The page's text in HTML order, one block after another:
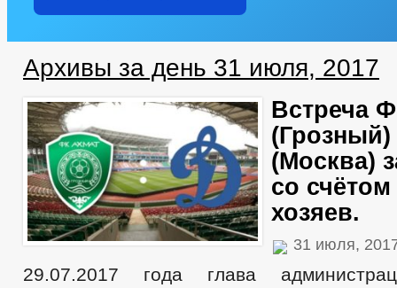
Архивы за день 31 июля, 2017
Встреча
(Москва)
со
хозяев.
31 июля,
29.07.2017 года глава